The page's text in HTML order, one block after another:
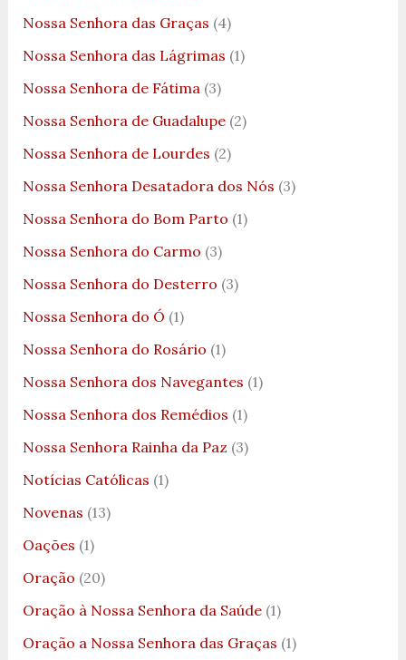
Nossa Senhora das Graças (4)
Nossa Senhora das Lágrimas (1)
Nossa Senhora de Fátima (3)
Nossa Senhora de Guadalupe(2)
Nossa Senhora de Lourdes (2)
Nossa Senhora Desatadora dos Nós (3)
Nossa Senhora do Bom Parto (1)
Nossa Senhora do Carmo (3)
Nossa Senhora do Desterro (3)
Nossa Senhora do Ó (1)
Nossa Senhora do Rosário (1)
Nossa Senhora dos Navegantes (1)
Nossa Senhora dos Remédios (1)
Nossa Senhora Rainha da Paz (3)
Notícias Católicas (1)
Novenas (13)
Oações (1)
Oração (20)
Oração à Nossa Senhora da Saúde(1)
Oração a Nossa Senhora das Graças (1)